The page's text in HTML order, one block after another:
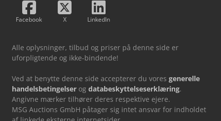
Facebook X LinkedIn
Alle oplysninger, tilbud og priser på denne side er
uforpligtende og ikke-bindende!
Ved at benytte denne side accepterer du vores generelle
handelsbetingelser og databeskyttelseserklæring.
Angivne mærker tilhører deres respektive ejere.
MSG Auctions GmbH påtager sig intet ansvar for indholdet